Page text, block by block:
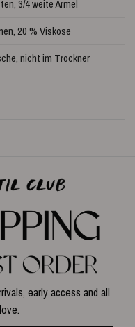
3/4 weite Ärmel
20 % Viskose
nicht im Trockner
early access and all